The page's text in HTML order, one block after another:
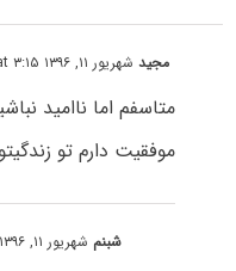
مجیدشهریور ۱۱, ۱۳۹۶ at ۳:۱۵ ق٫ظ
متاسفم اما ناامید
موفقیت دارم تو
شبنم شهریور ۱۱, ۱۳۹۶ at ۵:۲۷ ب٫ظ